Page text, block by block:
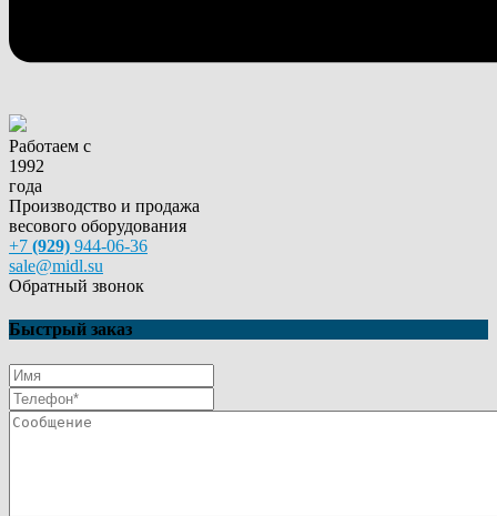
Работаем с
1992
года
Производство и продажа
весового оборудования
+7 (929) 944-06-36
sale@midl.su
Обратный звонок
Быстрый заказ